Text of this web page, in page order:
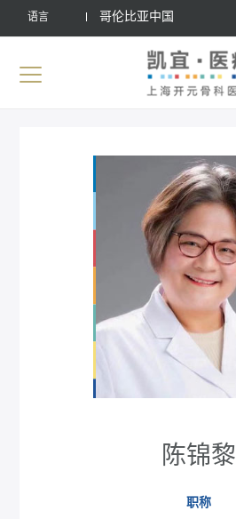
语言 哥伦比亚中国
陈锦黎
职称